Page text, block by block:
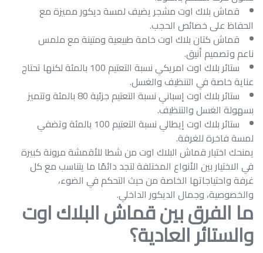
قماش بلاك اوت مشجر يضيف لمسة ديكور مميزة مع
الحفاظ على خصائص الحجب.
قماش كتان بلاك اوت خامة طبيعية ومتينة مع ملمس
ناعم وتصميم أنيق.
ستائر بلاك اوت امريكي نسبة التعتيم 100 بالمئة لكنها تحتاج
عناية خاصة في التنظيف والغسل.
ستائر بلاك اوت إسباني نسبة التعتيم جزئية 80 بالمئة وتتميز
بسهولة الغسل والتنظيف.
ستائر بلاك اوت إيطالي نسبة التعتيم 100 بالمئة وتضفي
لمسة فاخرة للغرفة.
يمنحك اختيار قماش البلاك اوت من شطا للأقمشة مرونة كبيرة
في الاختيار بين الأنواع المختلفة لتجد دائمًا ما يتناسب مع كل
غرفة واحتياجاتها الخاصة من حيث التحكم في الضوء،
والخصوصية، وجمال الديكور الداخلي.
ما الفرق بين قماش البلاك اوت
والستائر العادية؟